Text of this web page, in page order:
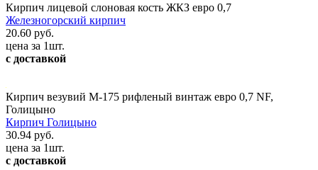
Кирпич лицевой слоновая кость ЖКЗ евро 0,7
Железногорский кирпич
20.60 руб.
цена за 1шт.
с доставкой
Кирпич везувий М-175 рифленый винтаж евро 0,7 NF,
Голицыно
Кирпич Голицыно
30.94 руб.
цена за 1шт.
с доставкой